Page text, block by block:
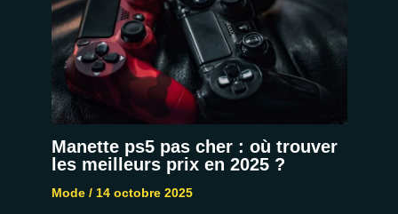
Manette ps5 pas cher : où trouver
les meilleurs prix en 2025 ?
Mode/ 14 octobre 2025